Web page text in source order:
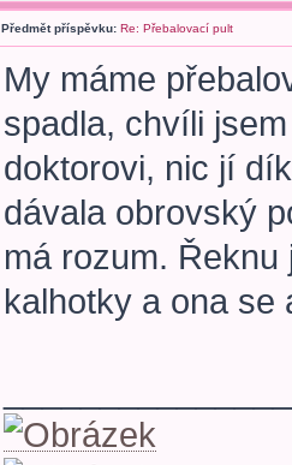
Předmět příspěvku: Re: Přebalovací pult
My máme
spadla, chvíli
doktorovi, nic jí
dávala obrovský
má rozum.
kalhotky a ona se